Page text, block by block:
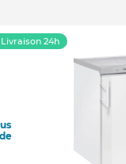
Livraison 24h